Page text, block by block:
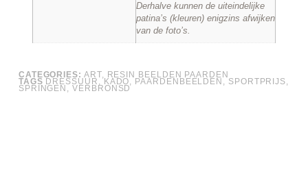
Derhalve kunnen de uiteindelijke
patina’s (kleuren) enigzins afwijken
van de foto’s.
CATEGORIES: ART, RESIN BEELDEN PAARDEN
TAGS DRESSUUR ,KADO, PAARDENBEELDEN , SPORTPRIJS,
SPRINGEN ,VERBRONSD